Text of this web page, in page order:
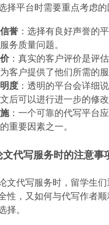
择平台时需要重点考虑的
誉 ：选择有良好声誉的
务质量问题。
：真实的客户评价是评
客户提供了他们所需的服
度 ：透明的平台会详细
后可以进行进一步的修改
：一个可靠的代写平台
重要因素之一。
文代写服务时的注意事
文代写服务时，留学生
性，又如何与代写作者
择。